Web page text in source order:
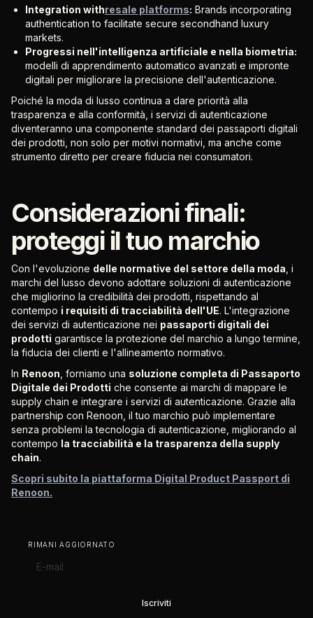
Integration withresale platforms: Brands incorporating
authentication to facilitate secure secondhand luxury
markets.
Progressi nell'intelligenza artificiale e nella biometria:
modelli di apprendimento automatico avanzati e impronte
digitali per migliorare la precisione dell'autenticazione.
Poiché la moda di lusso continua a dare priorità alla
trasparenza e alla conformità, i servizi di autenticazione
diventeranno una componente standard dei passaporti digitali
dei prodotti, non solo per motivi normativi, ma anche come
strumento diretto per creare fiducia nei consumatori.
Considerazioni finali:
proteggi il tuo marchio
Con l'evoluzione delle normative del settore della moda , i
marchi del lusso devono adottare soluzioni di autenticazione
che migliorino la credibilità dei prodotti, rispettando al
contempo i requisiti di tracciabilità dell'UE. L'integrazione
dei servizi di autenticazione nei passaporti digitali dei
prodotti garantisce la protezione del marchio a lungo termine,
la fiducia dei clienti e l'allineamento normativo.
In Renoon , forniamo una soluzione completa di Passaporto
Digitale dei Prodotti che consente ai marchi di mappare le
supply chain e integrare i servizi di autenticazione. Grazie alla
partnership con Renoon, il tuo marchio può implementare
senza problemi la tecnologia di autenticazione, migliorando al
contempo la tracciabilità e la trasparenza della supply
chain.
Scopri subito la piattaforma Digital Product Passport di
Renoon.
RIMANI AGGIORNATO